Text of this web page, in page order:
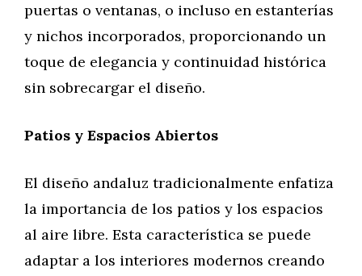
puertas o ventanas, o incluso en estanterías
y nichos incorporados, proporcionando un
toque de elegancia y continuidad histórica
sin sobrecargar el diseño.
Patios y Espacios Abiertos
El diseño andaluz tradicionalmente enfatiza
la importancia de los patios y los espacios
al aire libre. Esta característica se puede
adaptar a los interiores modernos creando